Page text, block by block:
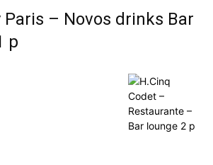
Paris – Novos drinks Bar
p